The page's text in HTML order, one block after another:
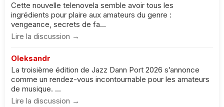
Cette nouvelle telenovela semble avoir tous les
ingrédients pour plaire aux amateurs du genre :
vengeance, secrets de fa...
Lire la discussion →
Oleksandr
La troisième édition de Jazz Dann Port 2026 s’annonce
comme un rendez-vous incontournable pour les amateurs
de musique. ...
Lire la discussion →